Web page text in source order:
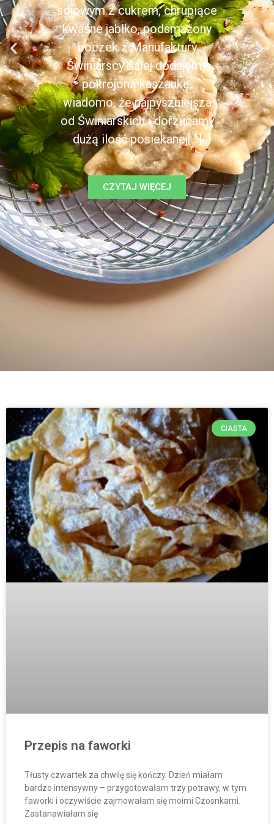
sojowym z cukrem, chrupiące
kwaśne jabłko, podsmażony
boczek z Manufaktury
Świniarscy.Dalej dodajemy
pokrojoną kaszankę,
wiadomo, że najpyszniejsza
od Świniarskich i dorzucamy
dużą ilość posiekanej[...]
CZYTAJ WIĘCEJ
CIASTA
Przepis na faworki
Tłusty czwartek za chwilę się kończy. Dzień miałam
bardzo intensywny – przygotowałam trzy potrawy, w tym
faworki i oczywiście zajmowałam się moimi Czosnkami.
Zastanawiałam się